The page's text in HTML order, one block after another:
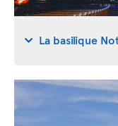
La basilique